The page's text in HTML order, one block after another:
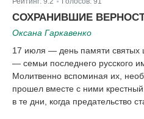
СОХРАНИВШИЕ
Оксана Гаркавенко
17 июля — день памяти святых
— семьи последнего русского
Молитвенно вспоминая их,
прошел вместе с ними крестный
в те дни, когда предательство